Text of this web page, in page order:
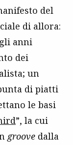
del
di allora:
anni
dei
un
di piatti
le basi
”, la cui
groove dalla